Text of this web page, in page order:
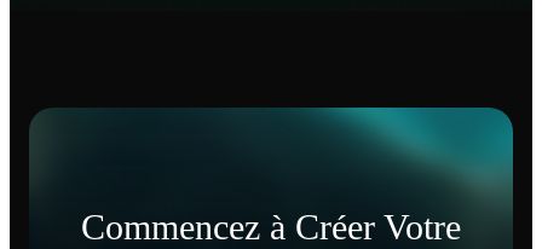
Commencez à Créer Votre